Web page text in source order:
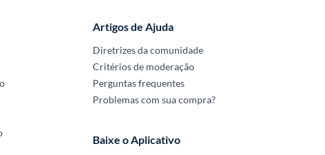
Artigos de Ajuda
Diretrizes da comunidade
Critérios de moderação
Perguntas frequentes
Problemas com sua compra?
Baixe o Aplicativo